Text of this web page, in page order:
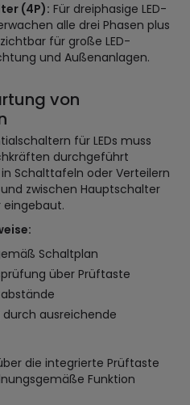
(4P): Für dreiphasige LED-
alle drei Phasen plus
für große LED-
und Außenanlagen.
von
für LEDs muss
durchgeführt
Schalttafeln oder Verteilern
zwischen Hauptschalter
Schaltplan
über Prüftaste
ausreichende
die integrierte Prüftaste
Funktion